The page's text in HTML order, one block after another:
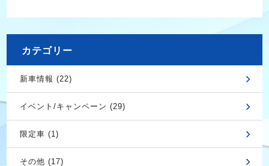
カテゴリー
新車情報 (22)
イベント/キャンペーン (29)
限定車 (1)
その他 (17)